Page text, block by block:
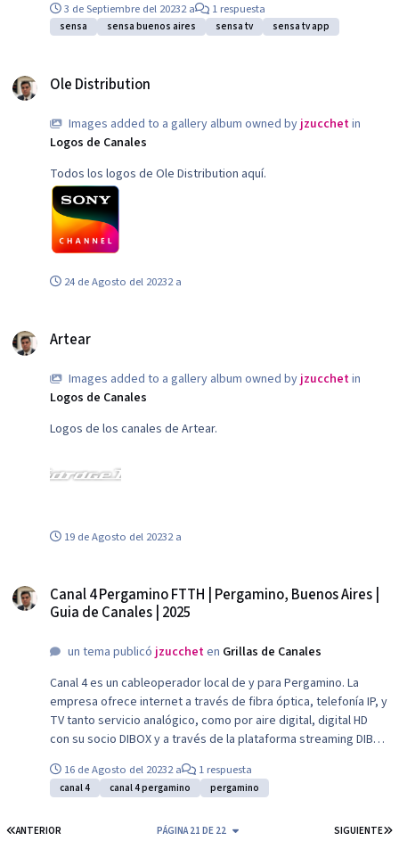
3 de Septiembre del 20232 a 1 respuesta
sensa sensa buenos aires sensa tv sensa tv app
Ole Distribution
Images added to a gallery album owned byjzucchetin
Logos de Canales
Todos los logos de Ole Distribution aquí.
Canal Sony.png
24 de Agosto del 20232 a
Artear
Images added to a gallery album owned byjzucchetin
Logos de Canales
Logos de los canales de Artear.
19 de Agosto del 20232 a
Canal 4 Pergamino FTTH | Pergamino, Buenos Aires |
Guia de Canales | 2025
un tema publicójzuccheten Grillas de Canales
Canal 4 es un cableoperador local de y para Pergamino. La
empresa ofrece internet a través de fibra óptica, telefonía IP, y
TV tanto servicio analógico, como por aire digital, digital HD
con su socio DIBOX y a través de la plataforma streaming DIBOX
16 de Agosto del 20232 a 1 respuesta
canal 4 canal 4 pergamino pergamino
PRIMERA PÁGINA
ANTERIOR SIGUIENTE
PÁGINA 21 DE 22